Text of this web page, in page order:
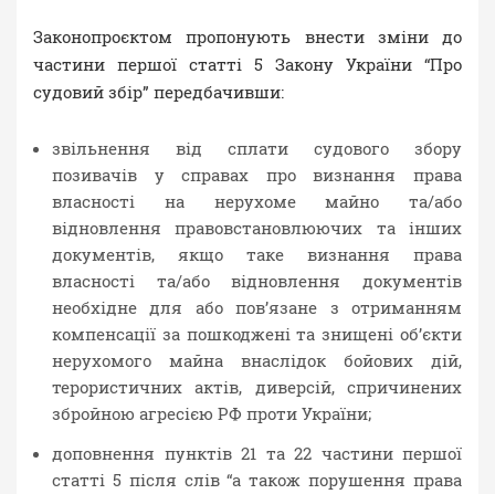
Законопроєктом пропонують внести зміни до
частини першої статті 5 Закону України “Про
судовий збір” передбачивши:
звільнення від сплати судового збору
позивачів у справах про визнання права
власності на нерухоме майно та/або
відновлення правовстановлюючих та інших
документів, якщо таке визнання права
власності та/або відновлення документів
необхідне для або пов’язане з отриманням
компенсації за пошкоджені та знищені об’єкти
нерухомого майна внаслідок бойових дій,
терористичних актів, диверсій, спричинених
збройною агресією РФ проти України;
доповнення пунктів 21 та 22 частини першої
статті 5 після слів “а також порушення права